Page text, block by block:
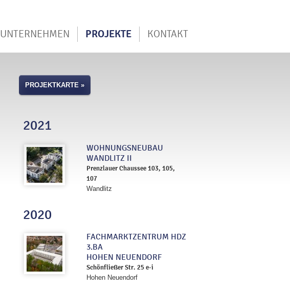
UNTERNEHMEN PROJEKTE KONTAKT
PROJEKTKARTE »
2021
WOHNUNGSNEUBAU
WANDLITZ II
Prenzlauer Chaussee 103, 105,
107
Wandlitz
2020
FACHMARKTZENTRUM HDZ
3.BA
HOHEN NEUENDORF
Schönfließer Str. 25 e-i
Hohen Neuendorf